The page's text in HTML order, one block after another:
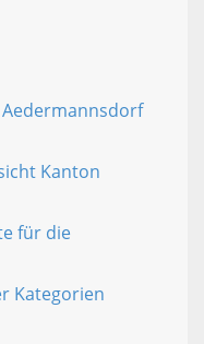
Kanton
für die
Kategorien